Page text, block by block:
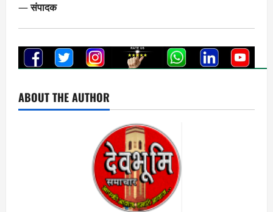
—संपादक
ABOUT THE AUTHOR